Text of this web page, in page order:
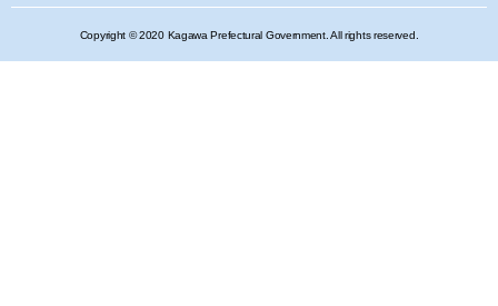
Copyright © 2020 Kagawa Prefectural Government. All rights reserved.